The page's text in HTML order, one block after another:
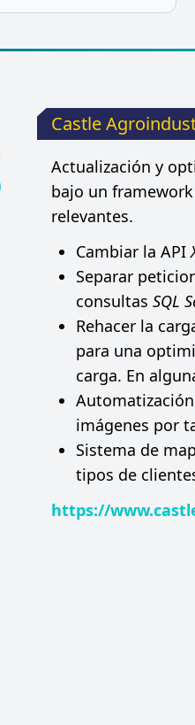
Castle
Actualización y
bajo un
relevantes.
Cambiar la API
Separar
consultas SQL
Rehacer la
para una
carga. En
imágenes por
Sistema de
tipos de
https://